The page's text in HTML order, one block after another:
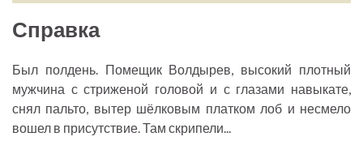
Справка
Был полдень. Помещик Волдырев, высокий плотный
мужчина с стриженой головой и с глазами навыкате,
снял пальто, вытер шёлковым платком лоб и несмело
вошел в присутствие. Там скрипели...